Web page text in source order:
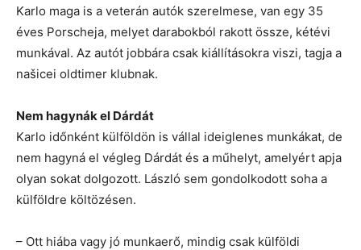
Karlo maga is a veterán autók szerelmese, van egy 35
éves Porscheja, melyet darabokból rakott össze, kétévi
munkával. Az autót jobbára csak kiállításokra viszi, tagja a
našicei oldtimer klubnak.
Nem hagynák el Dárdát
Karlo időnként külföldön is vállal ideiglenes munkákat, de
nem hagyná el végleg Dárdát és a műhelyt, amelyért apja
olyan sokat dolgozott. László sem gondolkodott soha a
külföldre költözésen.
– Ott hiába vagy jó munkaerő, mindig csak külföldi